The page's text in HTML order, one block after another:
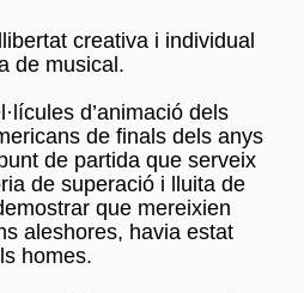
creativa i individual
de musical.
d’animació dels
de finals dels anys
de partida que serveix
de superació i lluita de
que mereixien
aleshores, havia estat
homes.